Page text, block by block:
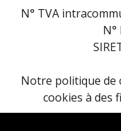
N° TVA
N°
Notre politique de
cookies à des